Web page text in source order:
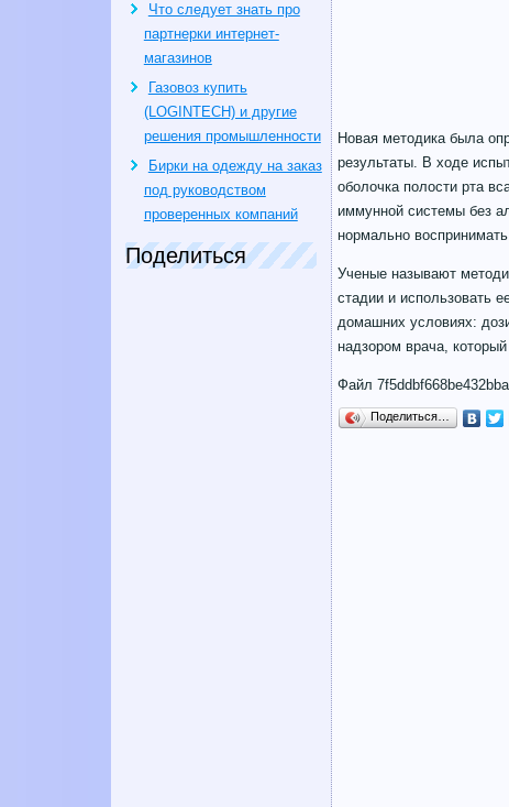
Что следует знать про
партнерки интернет-
магазинов
Газовоз купить
(LOGINTECH) и другие
решения промышленности
Бирки на одежду на заказ
под руководством
проверенных компаний
Поделиться
Новая методика была
результаты. В ходе
оболочка полости рта
иммунной системы без
нормально
Ученые называют
стадии и использовать
домашних условиях:
надзором врача,
Файл
Поделиться…